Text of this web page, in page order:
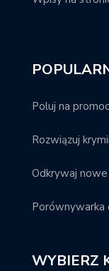
Poluj na
Rozwiązuj
Odkrywaj
Porównywarka
WYBIERZ